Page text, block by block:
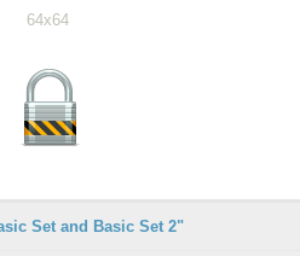
64x64
Set and Basic Set 2"